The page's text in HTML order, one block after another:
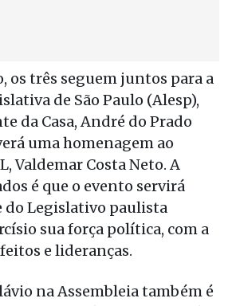
os três seguem juntos para a
de São Paulo (Alesp),
da Casa, André do Prado
uma homenagem ao
Valdemar Costa Neto. A
é que o evento servirá
do Legislativo paulista
sua força política, com a
e lideranças.
na Assembleia também é